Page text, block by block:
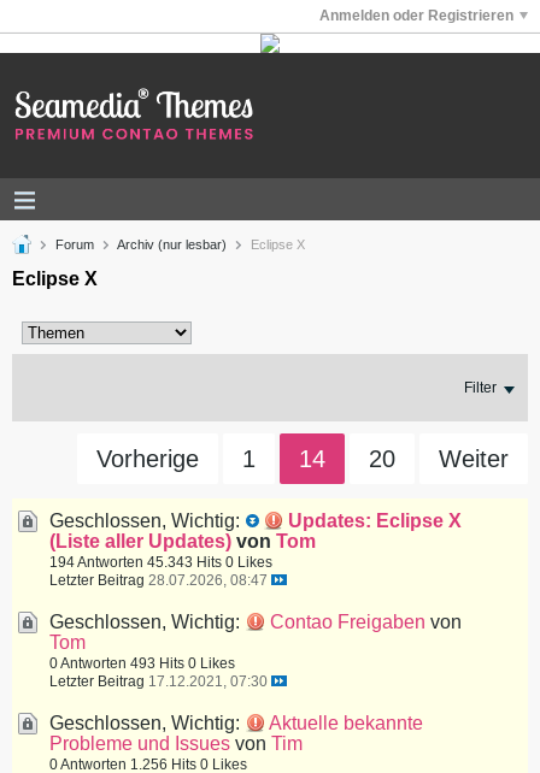
Anmelden oder Registrieren
Forum Archiv (nur lesbar) Eclipse X
Eclipse X
Filter
Vorherige 1 14 20 Weiter
Geschlossen, Wichtig:
Updates: Eclipse X
(Liste aller Updates) von Tom
194 Antworten 45.343 Hits 0 Likes
Letzter Beitrag 28.07.2026, 08:47
Geschlossen, Wichtig: Contao Freigaben von
Tom
0 Antworten 493 Hits 0 Likes
Letzter Beitrag 17.12.2021, 07:30
Geschlossen, Wichtig:
Aktuelle bekannte
Probleme und Issues von Tim
0 Antworten 1.256 Hits 0 Likes